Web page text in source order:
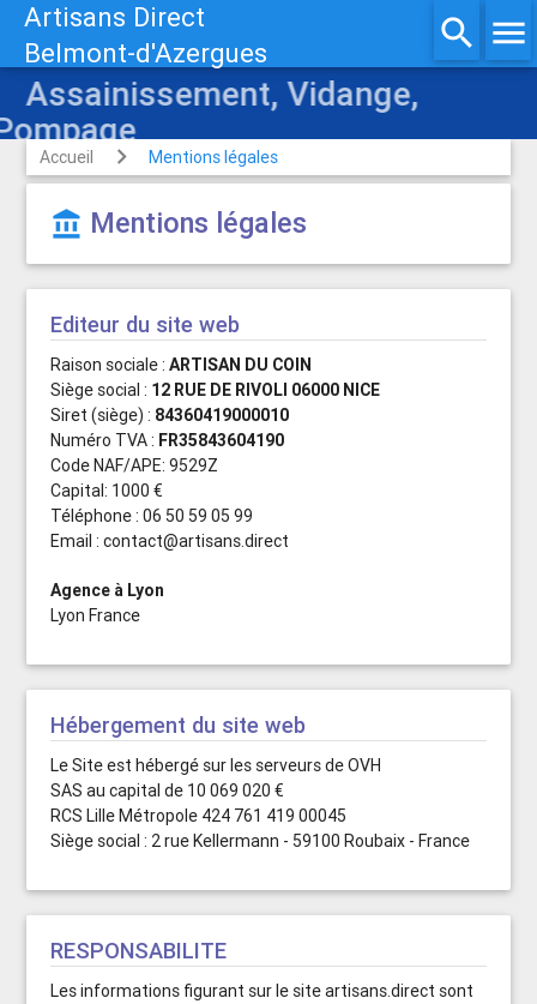
Artisans Direct
Belmont-d'Azergues
search menu
Assainissement, Vidange,
Pompage
Accueil Mentions légales
account_balance Mentions légales
Editeur du site web
Raison sociale :ARTISAN DU COIN
Siège social : 12 RUE DE RIVOLI 06000 NICE
Siret (siège) : 84360419000010
Numéro TVA : FR35843604190
Code NAF/APE: 9529Z
Capital: 1000 €
Téléphone : 06 50 59 05 99
Email : contact@artisans.direct
Agence à Lyon
Lyon France
Hébergement du site web
Le Site est hébergé sur les serveurs de OVH
SAS au capital de 10 069 020 €
RCS Lille Métropole 424 761 419 00045
Siège social : 2 rue Kellermann - 59100 Roubaix - France
RESPONSABILITE
Les informations figurant sur le site artisans.direct sont